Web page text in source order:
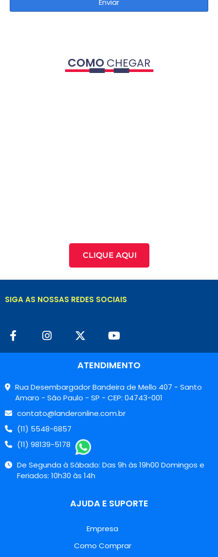
COMOCHEGAR
CLIQUE AQUI
SIGA AS NOSSAS REDES SOCIAIS
ATENDIMENTO
Rua Desembargador Bandeira de Mello 407 - Santo
Amaro - São Paulo - SP - CEP: 04743-001
contato@landeronline.com.br
(11) 5548-6857
(11) 98139-5178
De Segunda à Sábado: Das 9h às 19h00 Domingos e
Feriados: 10h30 às 14h
AJUDA E SUPORTE
Empresa
Como Comprar